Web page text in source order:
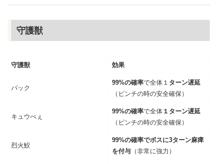
守護獣
守護獣 効果
パック
99%の確率で全体１ ターン遅延
（ピンチの時の安全確保）
キュウべぇ
99%の確率で全体 １ターン遅延
（ピンチの時の安全確保）
烈火鮫
99%の確率でボスに3ターン麻痺
を付与 （非常に強力）